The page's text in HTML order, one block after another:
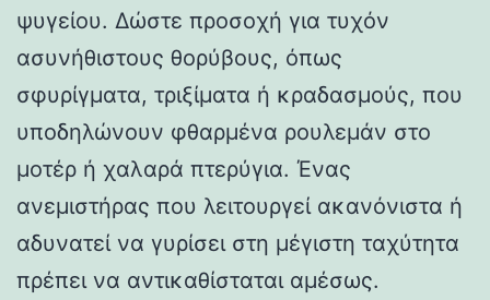
ψυγείου. Δώστε προσοχή για τυχόν
ασυνήθιστους θορύβους, όπως
σφυρίγματα, τριξίματα ή κραδασμούς, που
υποδηλώνουν φθαρμένα ρουλεμάν στο
μοτέρ ή χαλαρά πτερύγια. Ένας
ανεμιστήρας που λειτουργεί ακανόνιστα ή
αδυνατεί να γυρίσει στη μέγιστη ταχύτητα
πρέπει να αντικαθίσταται αμέσως.